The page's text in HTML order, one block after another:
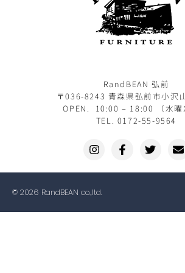
RandBEAN 弘前
〒036-8243 青森県弘前市小沢
OPEN. 10:00 – 18:00 （水曜
TEL. 0172-55-9564
© 2026 RandBEAN co.,ltd.